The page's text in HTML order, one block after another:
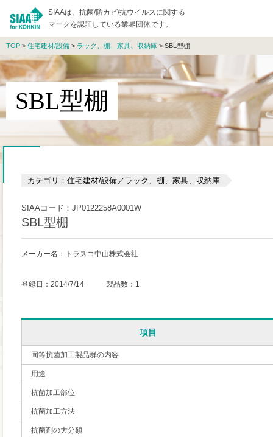
SIAAは、抗菌/防カビ/抗ウイルスに関する
マークを認証している業界団体です。
TOP > 住宅建材/設備 > ラック、棚、家具、収納庫 > SBL型棚
SBL型棚
カテゴリ：住宅建材/設備／ラック、棚、家具、収納庫
SIAAコード：JP0122258A0001W
SBL型棚
メーカー名：トラスコ中山株式会社
登録日：2014/7/14 製品数：1
項目
同等抗菌加工製品群の内容
用途
抗菌加工部位
抗菌加工方法
抗菌剤の大分類